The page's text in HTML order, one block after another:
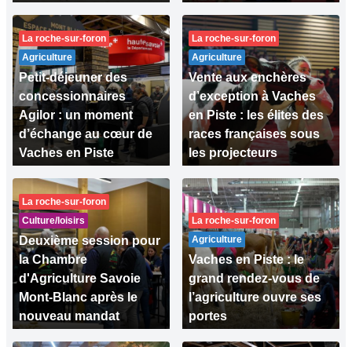
La roche-sur-foron
Agriculture
Petit-déjeuner des
concessionnaires
Agilor : un moment
d’échange au cœur de
Vaches en Piste
La roche-sur-foron
Agriculture
Vente aux enchères
d’exception à Vaches
en Piste : les élites des
races françaises sous
les projecteurs
La roche-sur-foron
Culture/loisirs
Deuxième session pour
la Chambre
d'Agriculture Savoie
Mont-Blanc après le
nouveau mandat
La roche-sur-foron
Agriculture
Vaches en Piste : le
grand rendez-vous de
l’agriculture ouvre ses
portes